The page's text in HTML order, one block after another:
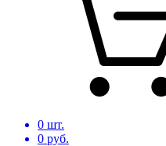
0 шт.
0 руб.